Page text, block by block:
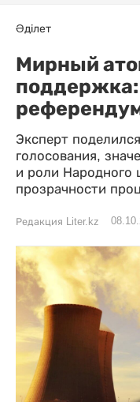
Әділет
Мирный
Эксперт
голосования,
и роли Народного
прозрачности
Редакция Liter.kz